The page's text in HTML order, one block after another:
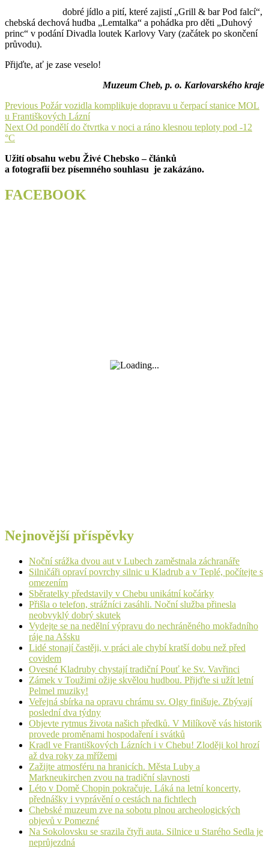
dobré jídlo a pití, které zajistí „Grill & bar Pod falcí“,
chebská dechová hudba „Lemtalka“ a pohádka pro děti „Duhový
princ“ v podání Divadla loutek Karlovy Vary (začátek po skončení
průvodu).
Přijďte, ať je zase veselo!
Muzeum Cheb, p. o. Karlovarského kraje
Navigace
pro
příspěvek
Previous Previous
post:
Požár vozidla komplikuje dopravu u čerpací stanice MOL
u Františkových Lázní
Next Next
Od pondělí do čtvrtka v noci a ráno klesnou teploty pod -12
°C
Užití obsahu webu Živé Chebsko – článků
a fotografií bez písemného souhlasu je zakázáno.
FACEBOOK
Nejnovější příspěvky
Noční srážka dvou aut v Lubech zaměstnala záchranáře
Silničáři opraví povrchy silnic u Kladrub a v Teplé, počítejte s
omezením
Sběratelky představily v Chebu unikátní kočárky
Přišla o telefon, strážníci zasáhli. Noční služba přinesla
neobvyklý dobrý skutek
Vydejte se na nedělní výpravu do nechráněného mokřadního
ráje na Ašsku
Lidé stonají častěji, v práci ale chybí kratší dobu než před
covidem
Ovesné Kladruby chystají tradiční Pouť ke Sv. Vavřinci
Zámek v Toužimi ožije skvělou hudbou. Přijďte si užít letní
Pelmel muziky!
Veřejná sbírka na opravu chrámu sv. Olgy finišuje. Zbývají
poslední dva týdny
Objevte rytmus života našich předků. V Milíkově vás historik
provede proměnami hospodaření i svátků
Kradl ve Františkových Lázních i v Chebu! Zloději kol hrozí
až dva roky za mřížemi
Zažijte atmosféru na hranicích. Města Luby a
Markneukirchen zvou na tradiční slavnosti
Léto v Domě Chopin pokračuje. Láká na letní koncerty,
přednášky i vyprávění o cestách na fichtlech
Chebské muzeum zve na sobotu plnou archeologických
objevů v Pomezné
Na Sokolovsku se srazila čtyři auta. Silnice u Starého Sedla je
neprůjezdná